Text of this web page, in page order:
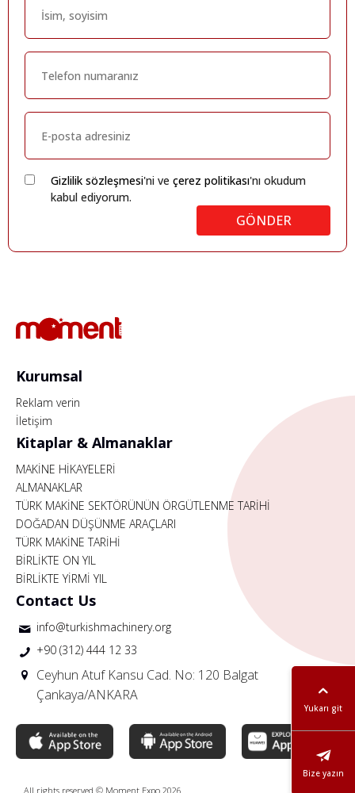
Gizlilik sözleşmesi'ni ve çerez politikası'nı okudum
kabul ediyorum.
GÖNDER
Yukarı git
Bize yazın
Kurumsal
Reklam verin
İletişim
Kitaplar & Almanaklar
MAKİNE HİKAYELERİ
ALMANAKLAR
TÜRK MAKİNE SEKTÖRÜNÜN ÖRGÜTLENME TARİHİ
DOĞADAN DÜŞÜNME ARAÇLARI
TÜRK MAKİNE TARİHİ
BİRLİKTE ON YIL
BİRLİKTE YİRMİ YIL
Contact Us
info@turkishmachinery.org
+90 (312) 444 12 33
Ceyhun Atuf Kansu Cad. No: 120 Balgat
Çankaya/ANKARA
All rights reserved © Moment Expo 2026